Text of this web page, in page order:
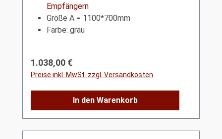
Empfängern
Größe A = 1100*700mm
Farbe: grau
Regulärer Preis:
1.038,00 €
Preise inkl. MwSt. zzgl. Versandkosten
In den Warenkorb